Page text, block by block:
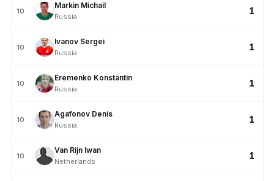
10
Markin Michail
Russia
1
10
Ivanov Sergei
Russia
1
10
Eremenko Konstantin
Russia
1
10
Agafonov Denis
Russia
1
10
Van Rijn Iwan
Netherlands
1